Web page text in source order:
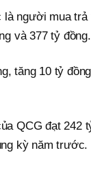
là người mua
và 377 tỷ đồng.
tăng 10 tỷ
QCG đạt 242
kỳ năm trước.